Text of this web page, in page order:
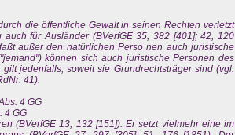
die öffentliche Gewalt in seinen Rechten verletzt
für Ausländer (BVerfGE 35, 382 [401]; 42, 120
außer den natürlichen Perso nen auch juristische
können sich auch juristische Personen des
jedenfalls, soweit sie Grundrechtsträger sind (vgl.
41).
4 GG
4 GG
(BVerfGE 13, 132 [151]). Er setzt vielmehr eine im